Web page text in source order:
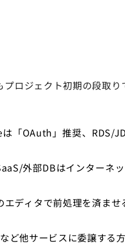
ロジェクト初期の段取
「OAuth」推奨、RDS/
外部DBはインターネ
ディタで前処理を済ませ
他サービスに委譲する方